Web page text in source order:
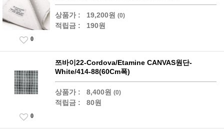
상품가 : 19,200원 (0)
적립금 : 190원
0
쯔바이22-Cordova/Etamine CANVAS원단-
White/414-88(60Cm폭)
상품가 : 8,400원 (0)
적립금 : 80원
0